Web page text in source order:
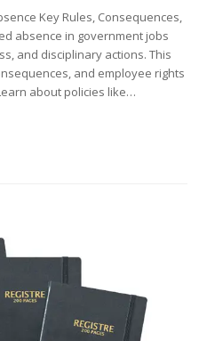
Key Rules, Consequences,
absence in government jobs
and disciplinary actions. This
and employee rights
about policies like…